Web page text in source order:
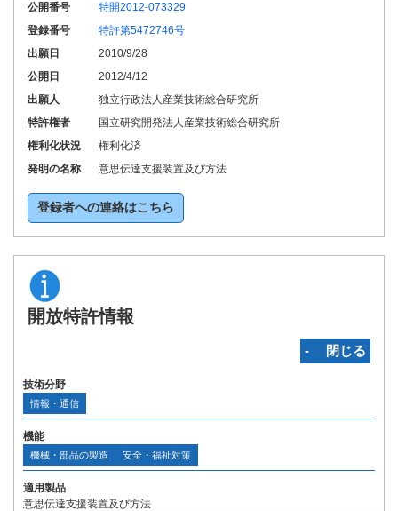
公開番号
特開2012-073329
登録番号
特許第5472746号
出願日
2010/9/28
公開日
2012/4/12
出願人
独立行政法人産業技術総合研究所
特許権者
国立研究開発法人産業技術総合研究所
権利化状況
権利化済
発明の名称
意思伝達支援装置及び方法
登録者への連絡はこちら
開放特許情報
‐ 閉じる
技術分野
情報・通信
機能
機械・部品の製造 安全・福祉対策
適用製品
意思伝達支援装置及び方法